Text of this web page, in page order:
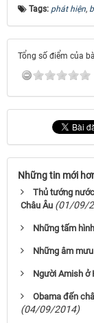
Tags: phát hiện,
Tổng số điểm của
Những tin mới
Thủ tướng
Châu Âu (01/09/
Những tấm
Những âm
Người Amish ở
Obama đến
(04/09/2014)